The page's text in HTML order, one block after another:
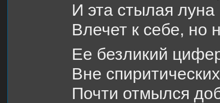
И эта стылая луна
Влечет к себе, но
Ее безликий
Вне
Почти отмылся